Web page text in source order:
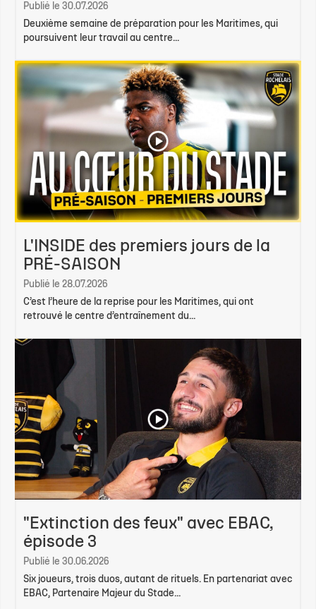
Publié le 30.07.2026
Deuxième semaine de préparation pour les Maritimes, qui
poursuivent leur travail au centre...
L'INSIDE des premiers jours de la
PRÉ-SAISON
Publié le 28.07.2026
C’est l’heure de la reprise pour les Maritimes, qui ont
retrouvé le centre d’entraînement du...
"Extinction des feux" avec EBAC,
épisode 3
Publié le 30.06.2026
Six joueurs, trois duos, autant de rituels. En partenariat avec
EBAC, Partenaire Majeur du Stade...